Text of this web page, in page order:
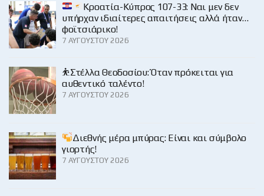
Κροατία-Κύπρος 107-33: Ναι μεν δεν
υπήρχαν ιδιαίτερες απαιτήσεις αλλά ήταν…
φοϊτσιάρικο!
7 ΑΥΓΟΎΣΤΟΥ 2026
⛹️Στέλλα Θεοδοσίου: Όταν πρόκειται για
αυθεντικό ταλέντο!
7 ΑΥΓΟΎΣΤΟΥ 2026
Διεθνής μέρα μπύρας: Είναι και σύμβολο
γιορτής!
7 ΑΥΓΟΎΣΤΟΥ 2026